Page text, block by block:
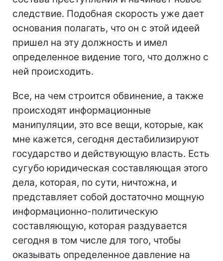
следствие. Подобная скорость уже дает
основания полагать, что он с этой идеей
пришел на эту должность и имел
определенное видение того, что должно с
ней происходить.
Все, на чем строится обвинение, а также
происходят информационные
манипуляции, это все вещи, которые, как
мне кажется, сегодня дестабилизируют
государство и действующую власть. Есть
сугубо юридическая составляющая этого
дела, которая, по сути, ничтожна, и
представляет собой достаточно мощную
информационно-политическую
составляющую, которая раздувается
сегодня в том числе для того, чтобы
оказывать определенное давление на